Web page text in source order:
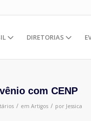
DIRETORIAS
com CENP
/ em Artigos / por Jessica